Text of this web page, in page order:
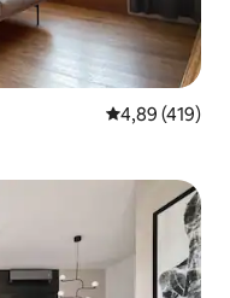
Note
4,89 (419)